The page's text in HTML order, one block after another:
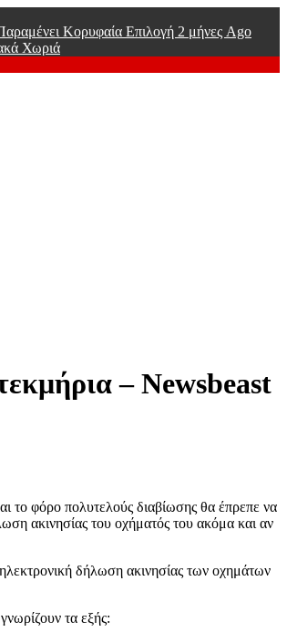
Κορυφαία Επιλογή 2 μήνες Ago
Χωριά
– Newsbeast
το φόρο πολυτελούς διαβίωσης θα έπρεπε να
ακινησίας του οχήματός του ακόμα και αν
δήλωση ακινησίας των οχημάτων
τα εξής: